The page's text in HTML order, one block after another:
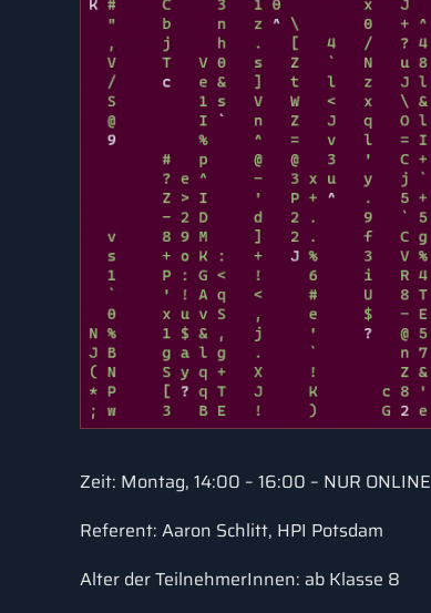
Zeit: Montag, 14:00 – 16:00 – NUR ONLINE
Referent: Aaron Schlitt, HPI Potsdam
Alter der TeilnehmerInnen: ab Klasse 8